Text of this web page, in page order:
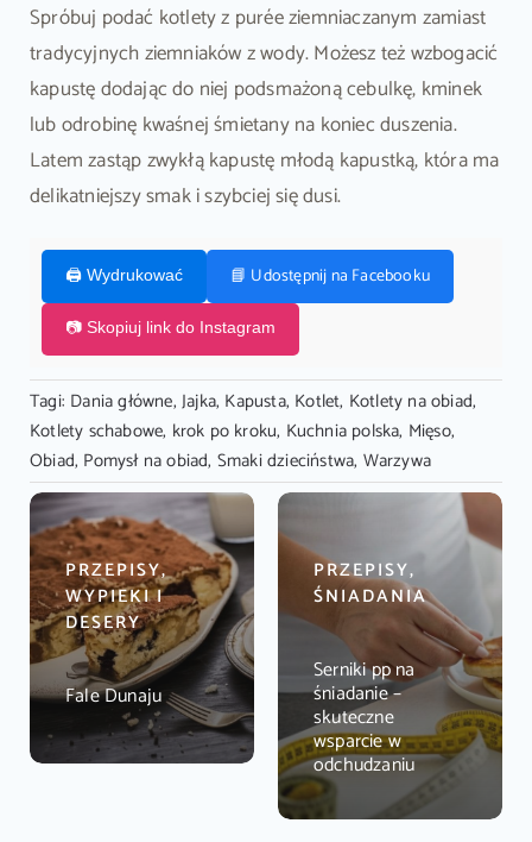
Spróbuj podać kotlety z purée ziemniaczanym zamiast
tradycyjnych ziemniaków z wody. Możesz też wzbogacić
kapustę dodając do niej podsmażoną cebulkę, kminek
lub odrobinę kwaśnej śmietany na koniec duszenia.
Latem zastąp zwykłą kapustę młodą kapustką, która ma
delikatniejszy smak i szybciej się dusi.
🖨️ Wydrukować 📘 Udostępnij na Facebooku
📷 Skopiuj link do Instagram
Tagi: Dania główne, Jajka, Kapusta, Kotlet, Kotlety na obiad,
Kotlety schabowe, krok po kroku, Kuchnia polska, Mięso,
Obiad, Pomysł na obiad, Smaki dzieciństwa, Warzywa
PRZEPISY,
WYPIEKI I
DESERY
Fale Dunaju
PRZEPISY,
ŚNIADANIA
Serniki pp na
śniadanie –
skuteczne
wsparcie w
odchudzaniu